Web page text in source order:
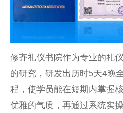
修齐礼仪书院作为专业的礼
的研究，研发出历时5天4晚
程，使学员能在短期内掌握
优雅的气质，再通过系统实